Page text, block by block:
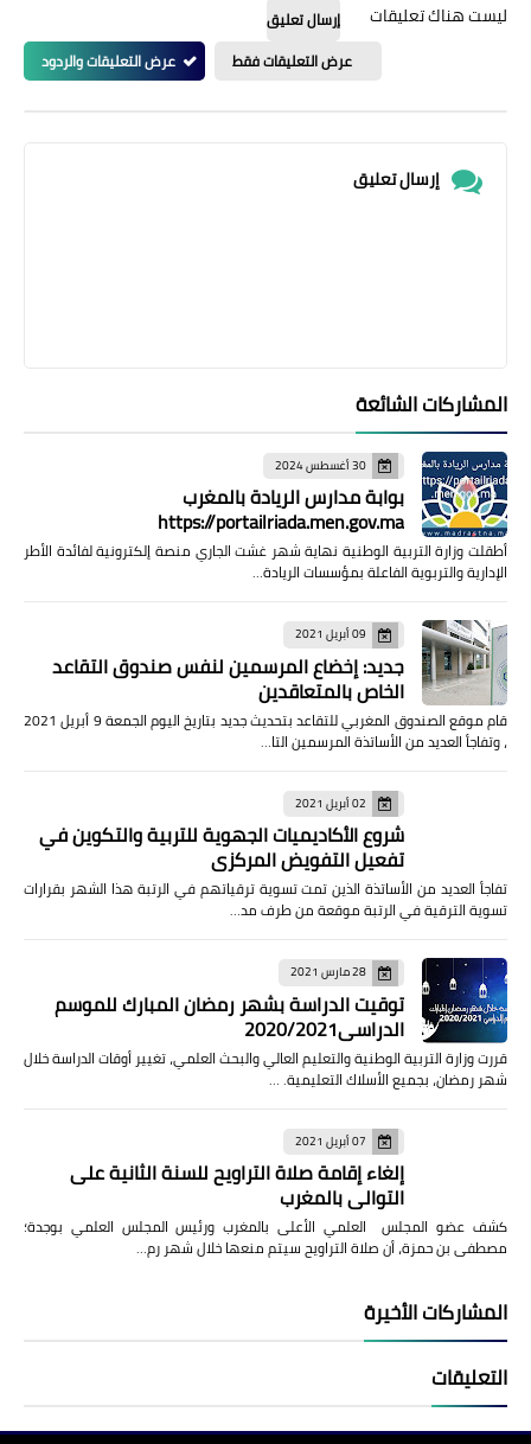
ليست هناك تعليقات
إرسال تعليق
عرض التعليقات فقط
عرض التعليقات والردود
إرسال تعليق
المشاركات الشائعة
30 أغسطس 2024
بوابة مدارس الريادة بالمغرب
https://portailriada.men.gov.ma
أطقلت وزارة التربية الوطنية نهاية شهر غشت الجاري منصة إلكترونية لفائدة الأطر
الإدارية والتربوية الفاعلة بمؤسسات الريادة…
09 أبريل 2021
جديد: إخضاع المرسمين لنفس صندوق التقاعد
الخاص بالمتعاقدين
قام موقع الصندوق المغربي للتقاعد بتحديث جديد بتاريخ اليوم الجمعة 9 أبريل 2021
، وتفاجأ العديد من الأساتذة المرسمين التا…
02 أبريل 2021
شروع الأكاديميات الجهوية للتربية والتكوين في
تفعيل التفويض المركزي
تفاجأ العديد من الأساتذة الذين تمت تسوية ترقياتهم في الرتبة هذا الشهر بقرارات
تسوية الترقية في الرتبة موقعة من طرف مد…
28 مارس 2021
توقيت الدراسة بشهر رمضان المبارك للموسم
الدراسي2020/2021
قررت وزارة التربية الوطنية والتعليم العالي والبحث العلمي، تغيير أوقات الدراسة خلال
شهر رمضان، بجميع الأسلاك التعليمية. …
07 أبريل 2021
إلغاء إقامة صلاة التراويح للسنة الثانية على
التوالي بالمغرب
كشف عضو المجلس العلمي الأعلى بالمغرب ورئيس المجلس العلمي بوجدة؛
مصطفى بن حمزة، أن صلاة التراويح سيتم منعها خلال شهر رم…
المشاركات الأخيرة
التعليقات